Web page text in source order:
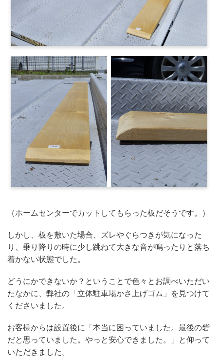
（ホームセンターでカットしてもらった板だそうです。）
しかし、板を敷いた場合、ズレやぐらつきが気になった
り、乗り降りの時に少し跳ねて大きな音が鳴ったりと落ち
着かない状態でした。
どうにかできないか？ということで色々とお調べいただい
たなかに、弊社の「立体駐車場かさ上げゴム」を見つけて
くださいました。
お客様からは設置後に「本当に困っていました。最後の砦
だと思っていました。やっと安心できました。」と仰って
いただきました。